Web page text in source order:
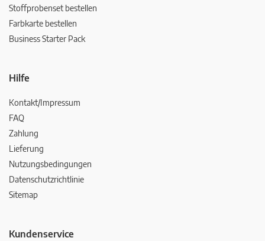
Stoffprobenset bestellen
Farbkarte bestellen
Business Starter Pack
Hilfe
Kontakt/Impressum
FAQ
Zahlung
Lieferung
Nutzungsbedingungen
Datenschutzrichtlinie
Sitemap
Kundenservice